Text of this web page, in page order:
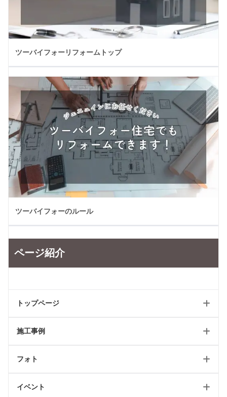
ツーバイフォーリフォームトップ
ツーバイフォーのルール
ページ紹介
トップページ
ホーム
新築トップ
リフォームトップ
施工事例
新築
リフォーム
フォト
フォトギャラリートップ
イベント